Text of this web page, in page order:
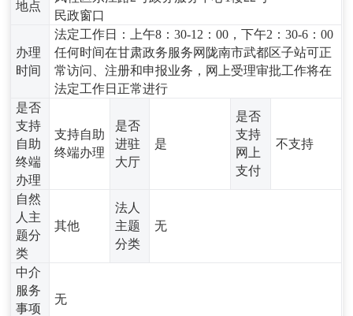
地点
民政窗口
办理
时间
法定工作日：上午8：30-12：00，下午2：30-6：00
任何时间在甘肃政务服务网陇南市武都区子站可正
常访问、注册和申报业务，网上受理审批工作将在
法定工作日正常进行
是否
支持
自助
终端
办理
支持自助
终端办理
是否
进驻
大厅
是
是否
支持
网上
支付
不支持
自然
人主
题分
类
其他
法人
主题
分类
无
中介
服务
事项
无